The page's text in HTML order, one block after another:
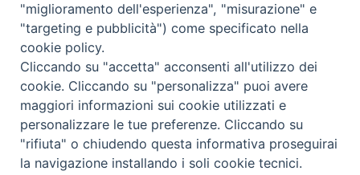
Area riservata
Informazioni legali | Tutela della Privacy |
WhistleblowingCopyright ©2024 Progetto
Policoro. Tutti i diritti riservati |
"miglioramento dell'esperienza", "misurazione" e
"targeting e pubblicità") come specificato nella
cookie policy.
Cliccando su "accetta" acconsenti all'utilizzo dei
cookie. Cliccando su "personalizza" puoi avere
maggiori informazioni sui cookie utilizzati e
personalizzare le tue preferenze. Cliccando su
"rifiuta" o chiudendo questa informativa proseguirai
la navigazione installando i soli cookie tecnici.